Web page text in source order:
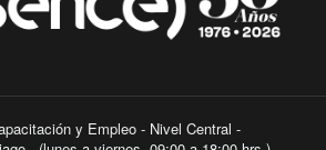
y Empleo - Nivel Central -